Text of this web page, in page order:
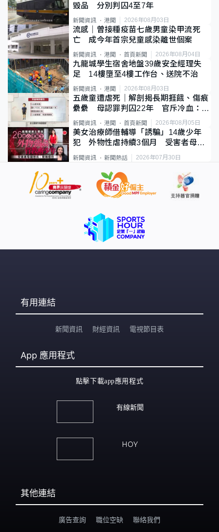
毀品 分別判囚4至7年
新聞資訊 港聞 2026年08月03日
流感｜曾接種疫苗七歲男童染甲流死
亡 成今年首宗兒童感染離世個案
新聞資訊 港聞 首頁新聞 2026年08月04日
九龍城學生宿舍地盤39歲安全經理失
足 14樓墮至4樓工作台、送院不治
新聞資訊 港聞 2026年08月03日
五歲童遭虐死｜解剖揭長期捱餓、傷痕
纍纍 母認罪判囚22年 官斥冷血：同
類案最惡劣
新聞資訊 港聞 首頁新聞 2026年08月05日
美女治療師借輔導「誘騙」14歲少年
犯 外物性虐持續3個月 受害者母：
要保護其他人
新聞資訊 新聞熱話 2026年07月30日
有用連結
新聞資訊 財經資訊 電視節目表
App 應用程式
點擊下載app應用程式
有線新聞
HOY
其他連結
廣告查詢 職位空缺 聯絡我們